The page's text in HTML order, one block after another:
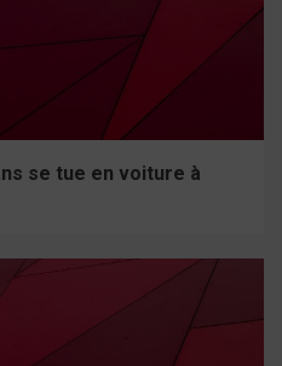
se tue en voiture à